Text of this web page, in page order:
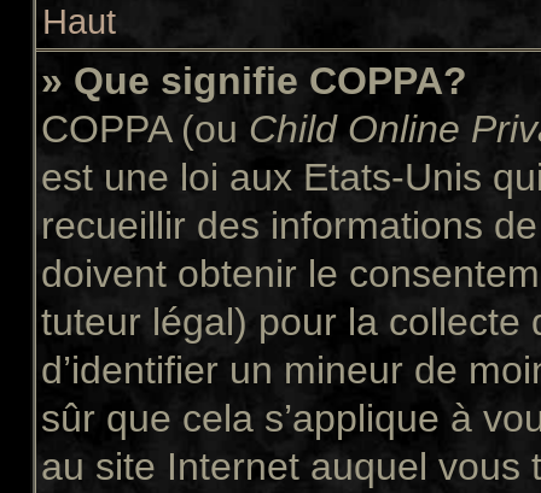
Haut
» Que signifie COPPA?
COPPA (ou Child Online
est une loi aux Etats-Unis
recueillir des informations
doivent obtenir le
tuteur légal) pour la collecte
d’identifier un mineur de
sûr que cela s’applique à
au site Internet auquel vous